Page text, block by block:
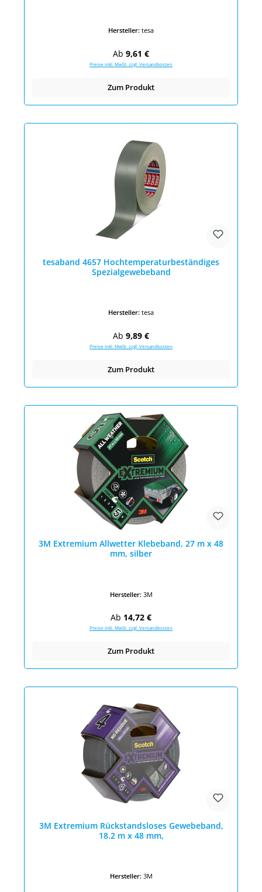
Hersteller: tesa
Regulärer Preis:
Ab 9,61 €
Preise inkl. MwSt. zzgl. Versandkosten
Zum Produkt
tesaband 4657 Hochtemperaturbeständiges
Spezialgewebeband
Hersteller: tesa
Regulärer Preis:
Ab 9,89 €
Preise inkl. MwSt. zzgl. Versandkosten
Zum Produkt
3M Extremium Allwetter Klebeband, 27 m x 48
mm, silber
Hersteller: 3M
Regulärer Preis:
Ab 14,72 €
Preise inkl. MwSt. zzgl. Versandkosten
Zum Produkt
3M Extremium Rückstandsloses Gewebeband,
18.2 m x 48 mm,
Hersteller: 3M